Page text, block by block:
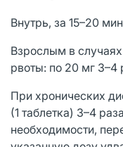
Внутрь, за 15–20
Взрослым в
рвоты: по 20 мг 3–4
При хронических
(1 таблетка) 3–4
необходимости,